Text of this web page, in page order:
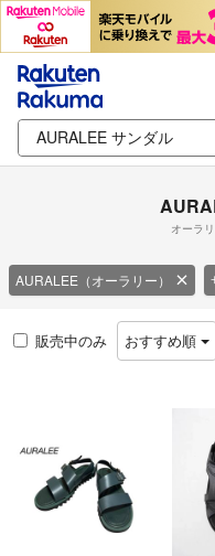
オーラ
AURALEE（オーラリー）
販売中のみ おすすめ順